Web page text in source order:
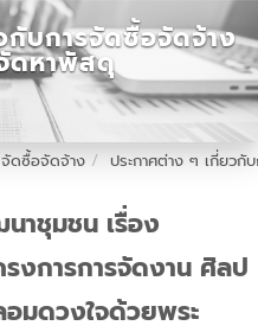
กับการจัดซื้อจัดจ้าง
ดหาพัสดุ
จัดซื้อจัดจ้าง ประกาศต่าง ๆ เกี่ยว
าชุมชน เรื่อง
รงการการจัดงาน ศิลป
มดวงใจด้วยพระ